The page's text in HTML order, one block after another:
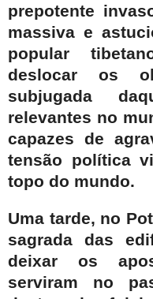
prepotente
massiva e
popular
deslocar os
subjugada
relevantes no
capazes de
tensão política
topo do mundo.
Uma tarde, no
sagrada das
deixar os
serviram no